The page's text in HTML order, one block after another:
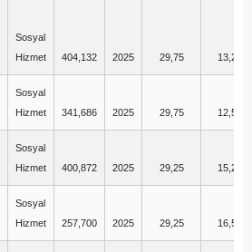
Sosyal
Hizmet
404,132 2025 29,75 13,25
Sosyal
Hizmet
341,686 2025 29,75 12,50
Sosyal
Hizmet
400,872 2025 29,25 15,25
Sosyal
Hizmet
257,700 2025 29,25 16,50